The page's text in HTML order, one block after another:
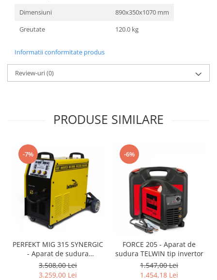
Motoferastraie
Suflante frunze
Atomizoare si pulverizatoare
Maturi rotative
Solutii depozitare
Casute gradina
Cutii depozitare
Mobilier gradina
Set mobilier gradina
Canapele de gradina
Mese gradina
Sezlonguri
Dimensiuni
890x350x1070 mm
Greutate
120.0 kg
Informatii conformitate produs
Review-uri(0)
PRODUSE SIMILARE
-7%
PERFEKT MIG 315 SYNERGIC
- Aparat de sudura
INTENSIV tip MIG/TIG/MMA
3.508,00 Lei
3.259,00 Lei
-6%
FORCE 205 - Aparat de
sudura TELWIN tip invertor
1.547,00 Lei
1.454,18 Lei